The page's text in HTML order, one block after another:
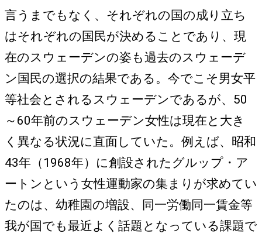
言うまでもなく、それぞれの国の成り立ち
はそれぞれの国民が決めることであり、現
在のスウェーデンの姿も過去のスウェーデ
ン国民の選択の結果である。今でこそ男女平
等社会とされるスウェーデンであるが、50
～60年前のスウェーデン女性は現在と大き
く異なる状況に直面していた。例えば、昭和
43年（1968年）に創設されたグルップ・ア
ートンという女性運動家の集まりが求めてい
たのは、幼稚園の増設、同一労働同一賃金等
我が国でも最近よく話題となっている課題で